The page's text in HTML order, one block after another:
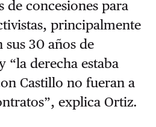
de concesiones para
principalmente
30 años de
“la derecha estaba
Castillo no fueran a
explica Ortiz.